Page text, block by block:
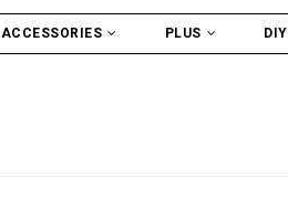
ACCESSORIES PLUS DIY